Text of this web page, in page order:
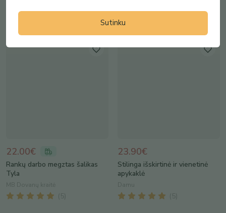
22.00€
Rankų darbo megztas šalikas
Tyla
MB Dovanų kraitė
( 5
23.90€
Stilinga išskirtinė ir vienetinė
apykaklė
Damu
( 5
Sutinku